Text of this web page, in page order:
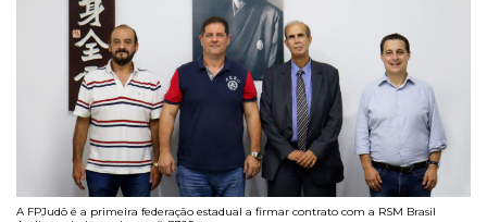
A FPJudô é a primeira federação estadual a firmar contrato com a RSM Brasil